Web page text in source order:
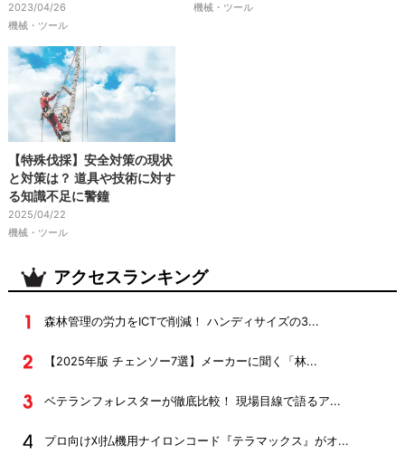
2023/04/26
機械・ツール
機械・ツール
【特殊伐採】安全対策の現状
と対策は？ 道具や技術に対す
る知識不足に警鐘
2025/04/22
機械・ツール
アクセスランキング
森林管理の労力をICTで削減！ ハンディサイズの3...
【2025年版 チェンソー7選】メーカーに聞く「林...
ベテランフォレスターが徹底比較！ 現場目線で語るア...
プロ向け刈払機用ナイロンコード『テラマックス』がオ...